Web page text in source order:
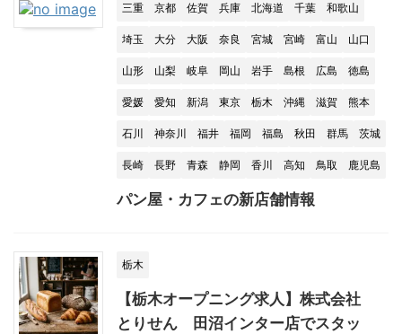
三重 京都 佐賀 兵庫 北海道 千葉 和歌山
埼玉 大分 大阪 奈良 宮城 宮崎 富山 山口
山形 山梨 岐阜 岡山 岩手 島根 広島 徳島
愛媛 愛知 新潟 東京 栃木 沖縄 滋賀 熊本
石川 神奈川 福井 福岡 福島 秋田 群馬 茨城
長崎 長野 青森 静岡 香川 高知 鳥取 鹿児島
パン屋・カフェの新店舗情報
栃木
【栃木オープニング求人】株式会社
とりせん 田沼インター店でスタッ